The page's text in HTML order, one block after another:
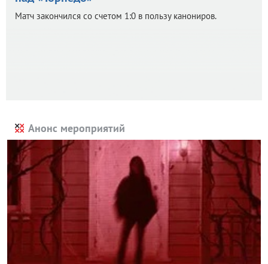
Матч закончился со счетом 1:0 в пользу канониров.
Анонс мероприятий